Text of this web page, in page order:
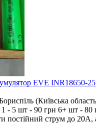
EVE INR18650-
(Київська
1 - 5 шт - 90 грн 6+ шт -
постійний струм до 20А,